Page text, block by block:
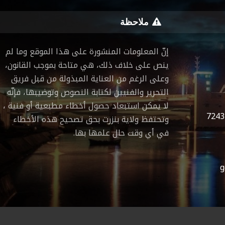
ملاحظة
إنّ المعلومات المنشورة على هذا الموقع وما لم
ينص على خلاف ذلك، هي متاحة بموجب القانون،
وعلى الرغم من العناية المبذولة من قبل فريق
التحرير والفنيين لكتابة النصوص وتوضيبها، فإنّه
لا يمكن استبعاد حصول أخطاء مطبعية أو فنية ،
وتحتفظ ولاية بنزرت بحق تصحيح هذه الأخطاء
في أي وقت حال علمها بها.